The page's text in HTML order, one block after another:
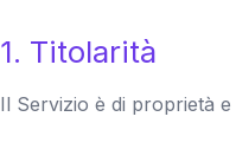
1. Titolarità
Il Servizio è di proprietà